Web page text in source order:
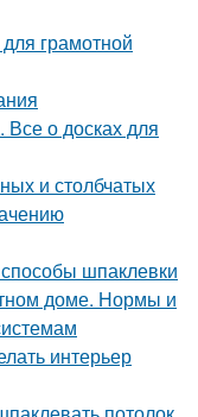
грамотной
о досках для
и столбчатых
шпаклевки
доме. Нормы и
интерьер